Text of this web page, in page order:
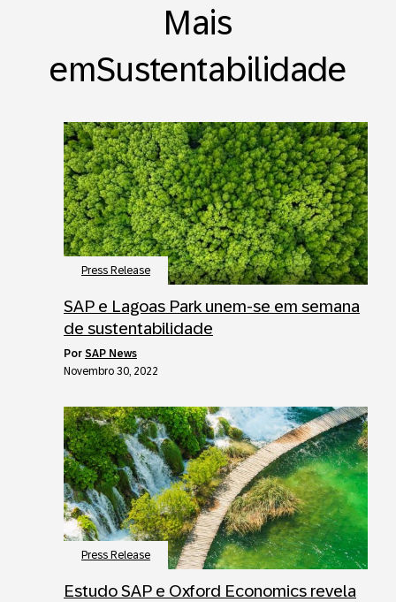
Mais
emSustentabilidade
Press Release
SAP e Lagoas Park unem-se em semana
de sustentabilidade
por SAP News
Novembro 30, 2022
Press Release
Estudo SAP e Oxford Economics revela